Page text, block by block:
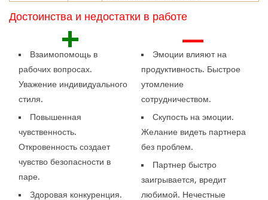
Достоинства и недостатки в работе
+
Взаимопомощь в
рабочих вопросах.
Уважение индивидуального
стиля.
Повышенная
чувственность.
Откровенность создает
чувство безопасности в
паре.
Здоровая конкуренция.
—
Эмоции влияют на
продуктивность. Быстрое
утомление
сотрудничеством.
Скупость на эмоции.
Желание видеть партнера
без проблем.
Партнер быстро
заигрывается, вредит
любимой. Нечестные